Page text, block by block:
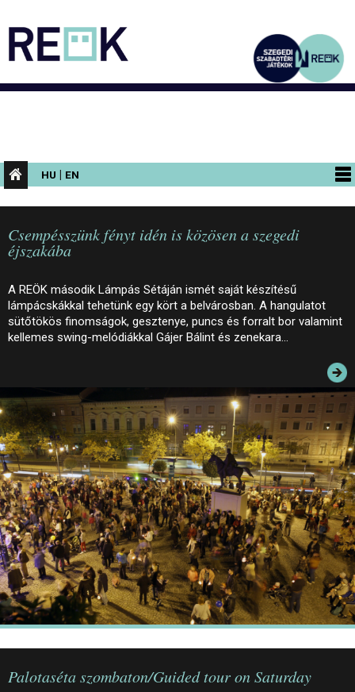
HU | EN
PROGRAMOK
KIÁLLÍTÁSOK
INFORMÁCIÓK
KONFERENCIA
ELÉRHETŐSÉG
PALOTASÉTÁK ÉS VEZETÉSEK
KÖZÉRDEKŰ ADATOK
Csempésszünk fényt idén is közösen a szegedi
éjszakába
A REÖK második Lámpás Sétáján ismét saját készítésű
lámpácskákkal tehetünk egy kört a belvárosban. A hangulatot
sütőtökös finomságok, gesztenye, puncs és forralt bor valamint
kellemes swing-melódiákkal Gájer Bálint és zenekara…
Palotaséta szombaton/Guided tour on Saturday